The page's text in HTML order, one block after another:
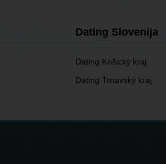
Dating Slovenija
Dating Košický kraj
Dating Trnavský kraj